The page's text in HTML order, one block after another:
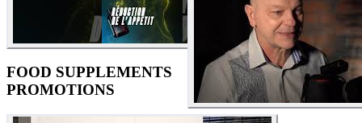
FOOD SUPPLEMENTS
PROMOTIONS